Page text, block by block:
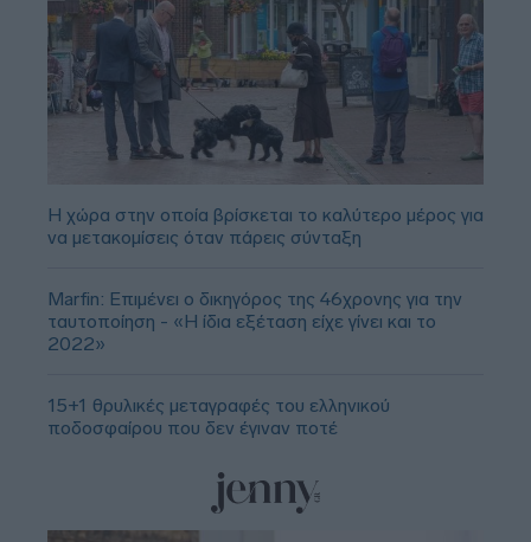
Η χώρα στην οποία βρίσκεται το καλύτερο μέρος για
να μετακομίσεις όταν πάρεις σύνταξη
Marfin: Επιμένει ο δικηγόρος της 46χρονης για την
ταυτοποίηση - «Η ίδια εξέταση είχε γίνει και το
2022»
15+1 θρυλικές μεταγραφές του ελληνικού
ποδοσφαίρου που δεν έγιναν ποτέ